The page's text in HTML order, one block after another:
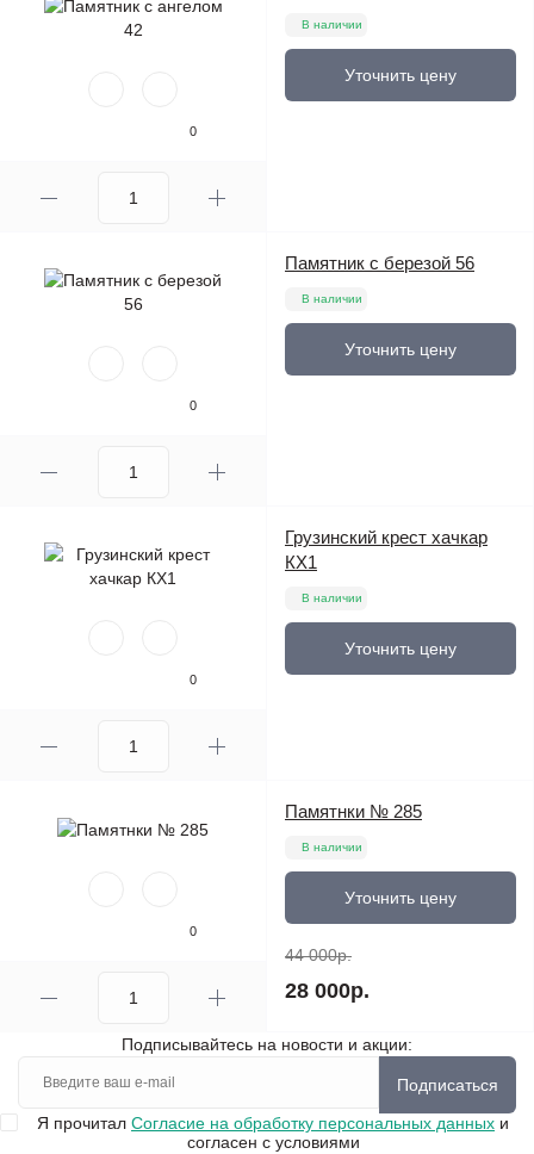
0
В наличии
Уточнить цену
0
Памятник с березой 56
В наличии
Уточнить цену
0
Грузинский крест хачкар
КХ1
В наличии
Уточнить цену
0
Памятнки № 285
В наличии
Уточнить цену
44 000р.
28 000р.
Подписывайтесь на новости и акции:
Подписаться
Я прочитал Согласие на обработку персональных данных и
согласен с условиями